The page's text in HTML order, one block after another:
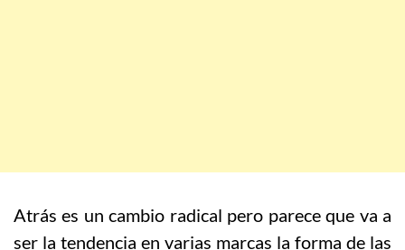
Atrás es un cambio radical pero parece que va a
ser la tendencia en varias marcas la forma de las